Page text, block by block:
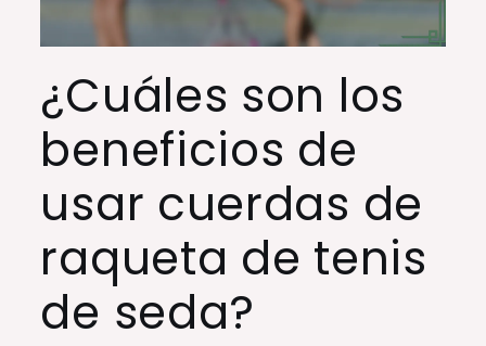
¿Cuáles son los
beneficios de
usar cuerdas de
raqueta de tenis
de seda?